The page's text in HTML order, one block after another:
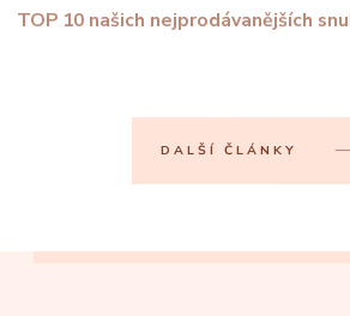
TOP 10 našich nejprodávanějších
DALŠÍ ČLÁNKY